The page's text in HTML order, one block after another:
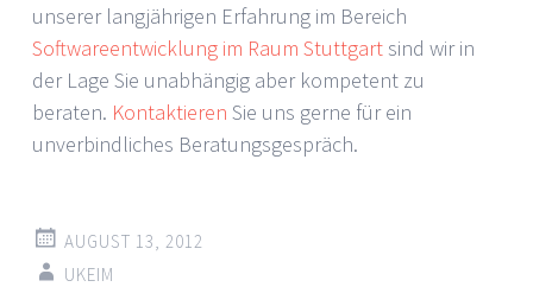
unserer langjährigen Erfahrung im Bereich
Softwareentwicklung im Raum Stuttgart sind wir in
der Lage Sie unabhängig aber kompetent zu
beraten. Kontaktieren Sie uns gerne für ein
unverbindliches Beratungsgespräch.
AUGUST 13, 2012
UKEIM